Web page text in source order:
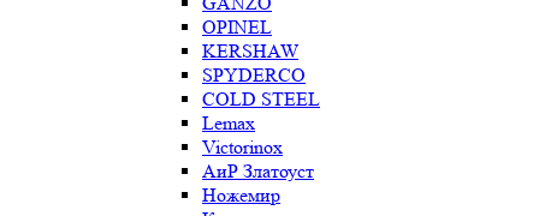
OPINEL
KERSHAW
SPYDERCO
COLD STEEL
Lemax
Victorinox
АиР Златоуст
Ножемир